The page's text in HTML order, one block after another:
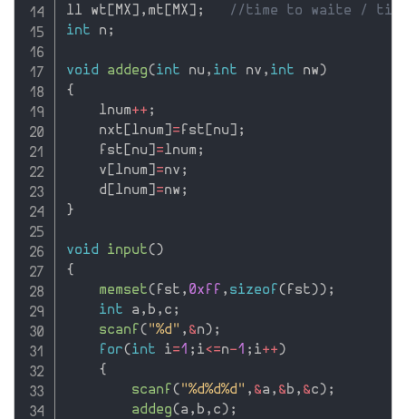
ll wt [MX] , mt [MX] ;
//time to waite / time
int n ;
void addeg(int nu , int nv , int nw)
{
    lnum
++ ;
    nxt
[lnum] = fst [nu] ;
    fst
[nu] =lnum ;
    v
[lnum] =nv ;
    d
[lnum] =nw ;
}
void input()
{
memset( fst , 0xff , sizeof ( fst)) ;
int a , b , c ;
scanf ( "%d" , &n) ;
for(int i=1 ; i<=n-1 ; i++)
{
scanf ( "%d%d%d" , &a , &b , &c) ;
addeg(a , b , c) ;